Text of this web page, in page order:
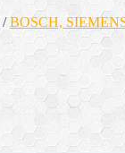
/BOSCH,